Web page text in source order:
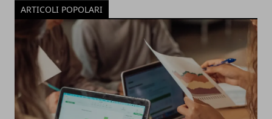
ARTICOLI POPOLARI